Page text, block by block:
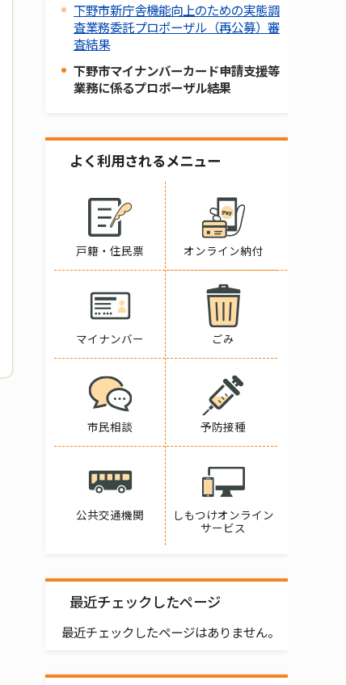
下野市新庁舎機能向上のための実態調
査業務委託プロポーザル（再公募）審
査結果
下野市マイナンバーカード申請支援等
業務に係るプロポーザル結果
よく利用されるメニュー
戸籍・住民票 オンライン納付
マイナンバー ごみ
市民相談 予防接種
公共交通機関
しもつけオンライン
サービス
最近チェックしたページ
最近チェックしたページはありません。